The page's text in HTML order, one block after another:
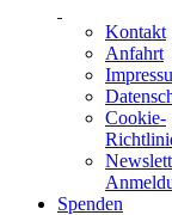
Kontakt
Anfahrt
Cookie-
Spenden